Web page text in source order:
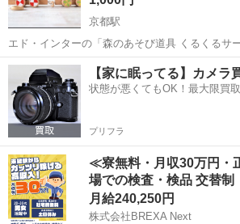
京都駅
エド・インターの「森のあそび道具 くるくるサ
大きくなり使わなくなったため出品いたします
る方、よろしくお願いします。 実物は2.3枚目です。 【ブランド】エ
ド・インター 【商品の...
京都 京都市 京都駅 おもちゃ イン
【家に眠ってる】カメラ
状態が悪くてもOK！最大限買
プリフラ
≪寮無料・月収30万円・
場での検査・検品 交替制
月給240,250円
株式会社BREXA Next